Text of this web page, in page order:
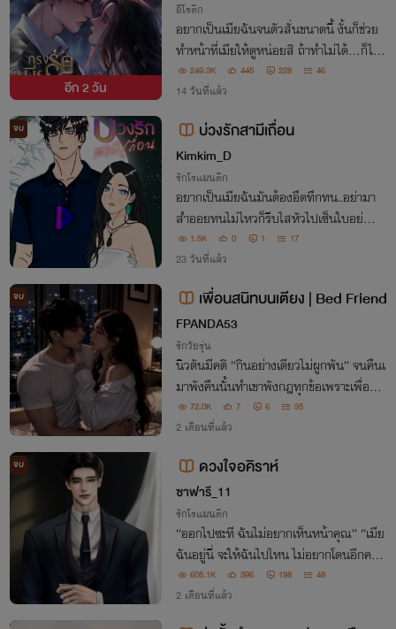
อีก2 วัน
อีโรติก
อยากเป็นเมียฉันจนตัวสั่นขนาดนี้ งั้นก็ช่วย
ทำหน้าที่เมียให้ดูหน่อยสิ ถ้าทำไม่ได้...ก็ไสหั
วไป!249.3K 445 228 46
14 วันที่แล้ว
จบ บ่วงรักสามีเถื่อน
Kimkim_D
รักโรแมนติก
อยากเป็นเมียฉันมันต้องอึดทึกทน..อย่ามา
สำออยทนไม่ไหวก็รีบไสหัวไปเซ็นใบอย่
า...ฉันพร้อมทุกเมื่อ!!
1.5K 0 1 17
23 วันที่แล้ว
จบ เพื่อนสนิทบนเตียง | Bed Friend
FPANDA53
รักวัยรุ่น
นิวตันมีคติ “กินอย่างเดียวไม่ผูกพัน” จนคืนเ
มาพังคืนนั้นทำเขาพังกฎทุกข้อเพราะเพื่อนส
นิทตัวเอง จาก One Night Stand ขำ ๆ กลา
ยเป็นคนคลั่งรักที่หวงของขวัญจนไม่ยอมให้
72.0K 7 6 35
2 เดือนที่แล้ว
จบ ดวงใจอคิราห์
ซาฟารี_11
รักโรแมนติก
“ออกไปซะที ฉันไม่อยากเห็นหน้าคุณ” “เมีย
ฉันอยู่นี่ จะให้ฉันไปไหน ไม่อยากโดนอีกครั้ง
ก็เลิกต่อปากต่อคำซะ”
605.1K 396 198 48
2 เดือนที่แล้ว